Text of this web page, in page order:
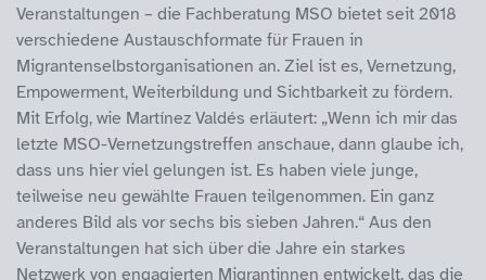
Veranstaltungen – die Fachberatung MSO bietet seit 2018
verschiedene Austauschformate für Frauen in
Migrantenselbstorganisationen an. Ziel ist es, Vernetzung,
Empowerment, Weiterbildung und Sichtbarkeit zu fördern.
Mit Erfolg, wie Martínez Valdés erläutert: „Wenn ich mir das
letzte MSO-Vernetzungstreffen anschaue, dann glaube ich,
dass uns hier viel gelungen ist. Es haben viele junge,
teilweise neu gewählte Frauen teilgenommen. Ein ganz
anderes Bild als vor sechs bis sieben Jahren.“ Aus den
Veranstaltungen hat sich über die Jahre ein starkes
Netzwerk von engagierten Migrantinnen entwickelt, das die